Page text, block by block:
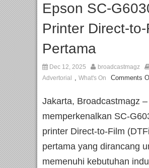
Epson SC-
Printer Direct-to-
Pertama
Dec 12, 2025
broadcastmagz
Advertorial
, What's On Comments
Jakarta, Broadcastmagz
memperkenalkan SC-
printer Direct-to-Film
pertama yang dirancang
memenuhi kebutuhan